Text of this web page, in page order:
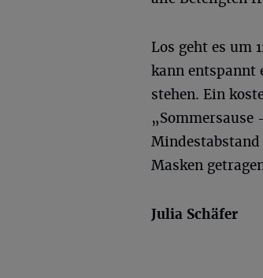
Los geht es um
kann entspannt
stehen. Ein
„Sommersause
Masken
Julia Schäfer